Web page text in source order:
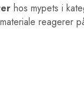
hos mypets i